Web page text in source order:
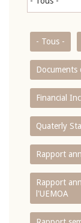
- Tous -
Documents
Financial
Quaterly
Rapport
Rapport
l'UEMOA